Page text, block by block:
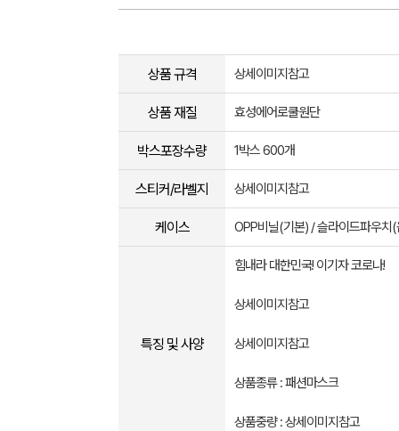
상품 규격 상세이미지참고
상품 재질 효성에어로쿨원단
박스포장수량 1박스 600개
스티커/라벨지 상세이미지참고
케이스 OPP비닐(기본) / 슬라이드파우치(
특징 및 사양
힘내라 대한민국! 이기자 코로나!
상세이미지참고
상세이미지참고
상품종류 : 패션마스크
상품중량 : 상세이미지참고